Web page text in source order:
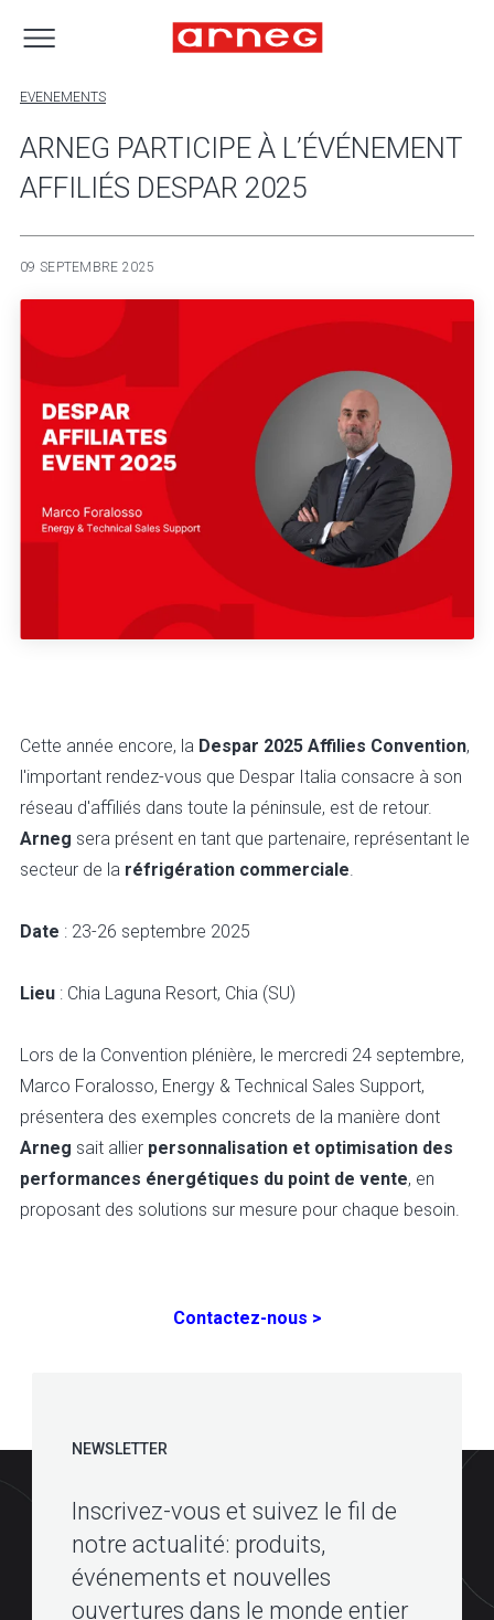
EVENEMENTS
ARNEG PARTICIPE À L’ÉVÉNEMENT
AFFILIÉS DESPAR 2025
09 SEPTEMBRE 2025
Cette année encore, la Despar 2025 Affilies Convention,
l'important rendez-vous que Despar Italia consacre à son
réseau d'affiliés dans toute la péninsule, est de retour.
Arneg sera présent en tant que partenaire, représentant le
secteur de la réfrigération commerciale.
Date : 23-26 septembre 2025
Lieu : Chia Laguna Resort, Chia (SU)
Lors de la Convention plénière, le mercredi 24 septembre,
Marco Foralosso, Energy & Technical Sales Support,
présentera des exemples concrets de la manière dont
Arneg sait allier personnalisation et optimisation des
performances énergétiques du point de vente, en
proposant des solutions sur mesure pour chaque besoin.
Contactez-nous >
NEWSLETTER
Inscrivez-vous et suivez le fil de
notre actualité: produits,
événements et nouvelles
ouvertures dans le monde entier